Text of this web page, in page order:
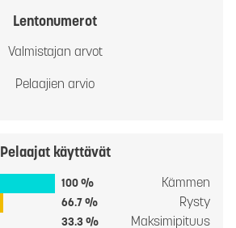
Lentonumerot
Valmistajan arvot
Pelaajien arvio
Pelaajat käyttävät
100 % Kämmen
66.7 % Rysty
33.3 % Maksimipituus